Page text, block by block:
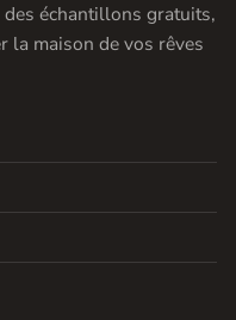
échantillons gratuits,
la maison de vos rêves